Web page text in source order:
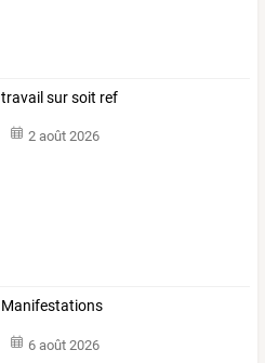
travail sur soit ref
2 août 2026
Manifestations
6 août 2026